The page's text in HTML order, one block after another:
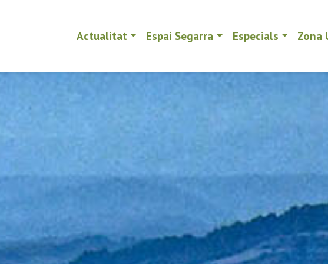
Actualitat Espai Segarra Especials Zona